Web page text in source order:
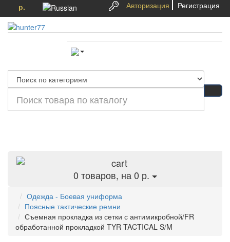
р. Авторизация Регистрация
0 товаров, на 0 р.
Одежда - Боевая униформа
Поясные тактические ремни
Съемная прокладка из сетки с антимикробной/FR
обработанной прокладкой TYR TACTICAL S/M